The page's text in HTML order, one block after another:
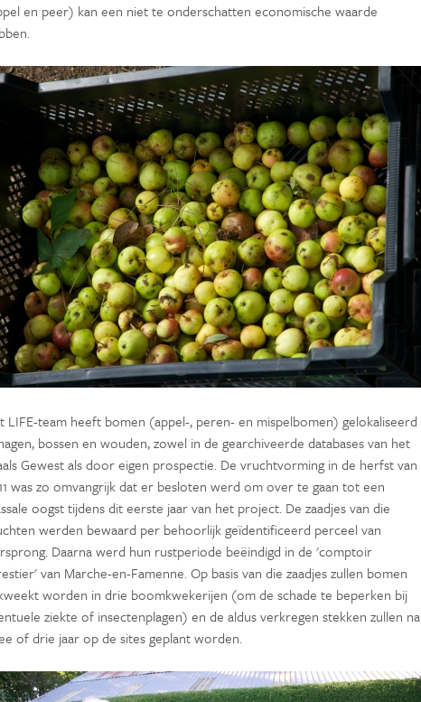
en peer) kan een niet te onderschatten economische waarde
LIFE-team heeft bomen (appel-, peren- en mispelbomen) gelokaliseerd
bossen en wouden, zowel in de gearchiveerde databases van het
Gewest als door eigen prospectie. De vruchtvorming in de herfst van
was zo omvangrijk dat er besloten werd om over te gaan tot een
oogst tijdens dit eerste jaar van het project. De zaadjes van die
werden bewaard per behoorlijk geïdentificeerd perceel van
Daarna werd hun rustperiode beëindigd in de 'comptoir
van Marche-en-Famenne. Op basis van die zaadjes zullen bomen
worden in drie boomkwekerijen (om de schade te beperken bij
ziekte of insectenplagen) en de aldus verkregen stekken zullen na
of drie jaar op de sites geplant worden.